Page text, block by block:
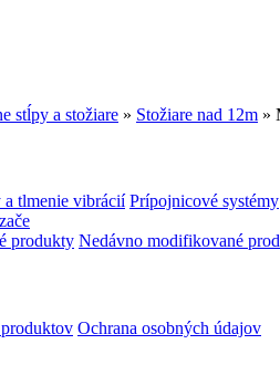
stĺpy a stožiare » Stožiare nad 12m »
a tlmenie vibrácií Prípojnicové systémy
produkty Nedávno modifikované
Ochrana osobných údajov